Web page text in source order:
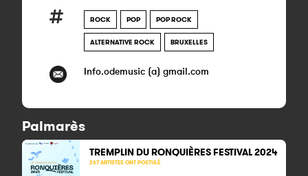
ROCK POP POP ROCK
ALTERNATIVE ROCK BRUXELLES
Info.odemusic (a) gmail.com
Palmarès
TREMPLIN DU RONQUIÈRES FESTIVAL 2024
267 ARTISTES ONT POSTULÉ